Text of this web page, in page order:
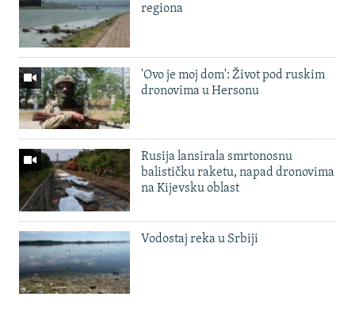
regiona
'Ovo je moj dom': Život pod ruskim
dronovima u Hersonu
Rusija lansirala smrtonosnu
balističku raketu, napad dronovima
na Kijevsku oblast
Vodostaj reka u Srbiji